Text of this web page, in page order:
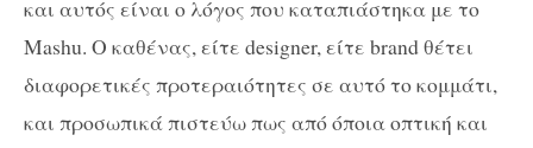
και αυτός είναι ο λόγος που καταπιάστηκα με το
Mashu. Ο καθένας, είτε designer, είτε brand θέτει
διαφορετικές προτεραιότητες σε αυτό το κομμάτι,
και προσωπικά πιστεύω πως από όποια οπτική και